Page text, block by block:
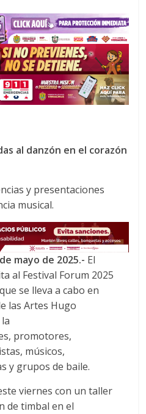
al danzón en el corazón
y presentaciones
musical.
de mayo de 2025.- El
al Festival Forum 2025
se lleva a cabo en
las Artes Hugo
promotores,
músicos,
y grupos de baile.
viernes con un taller
de timbal en el